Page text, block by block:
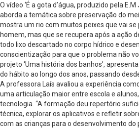
O vídeo ‘É a gota d’água, produzido pela
aborda a temática sobre preservação do
mostra um rio com muitos peixes que vai se
homem, mas que se recupera após a ação
todo lixo descartado no corpo hídrico e
conscientização para que o problema não
projeto ‘Uma história dos banhos’,
do hábito ao longo dos anos, passando
A professora Laís avaliou a experiência
uma articulação maior entre escola e
tecnologia. “A formação deu repertório
técnica, explorar os aplicativos e refletir
com as crianças para o desenvolvimento do